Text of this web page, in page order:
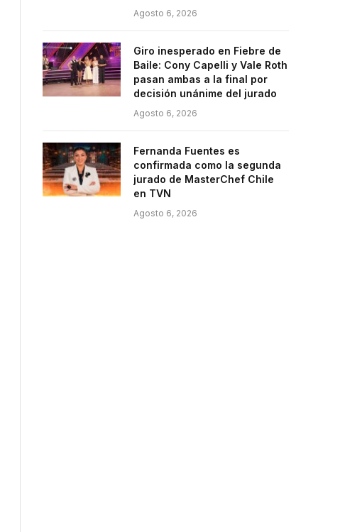
Agosto 6, 2026
Giro inesperado en Fiebre de
Baile: Cony Capelli y Vale Roth
pasan ambas a la final por
decisión unánime del jurado
Agosto 6, 2026
Fernanda Fuentes es
confirmada como la segunda
jurado de MasterChef Chile
en TVN
Agosto 6, 2026